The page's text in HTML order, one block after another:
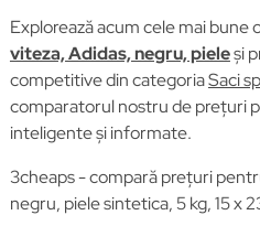
Explorează acum cele mai
viteza, Adidas, negru, pieleși
competitive din categoriaSaci
comparatorul nostru de prețuri
inteligente și informate.
3cheaps - compară prețuri
negru, piele sintetica, 5 kg, 15